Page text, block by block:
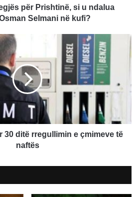
për Prishtinë, si u ndalua
Selmani në kufi?
30 ditë rregullimin e çmimeve të
naftës